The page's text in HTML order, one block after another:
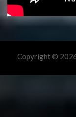
Copyright ©